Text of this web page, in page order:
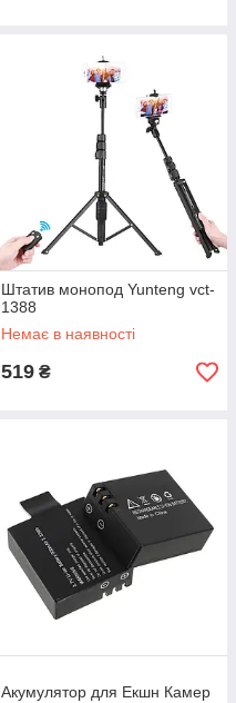
Штатив монопод Yunteng vct-
1388
Немає в наявності
519 ₴
Акумулятор для Екшн Камер